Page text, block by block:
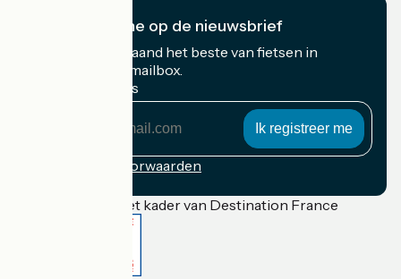
Ik abonneer me op de nieuwsbrief
Ontvang elke maand het beste van fietsen in
Frankrijk in uw mailbox.
Mijn e-mailadres
Inschrijvingsvoorwaarden
Gefinancierd in het kader van Destination France